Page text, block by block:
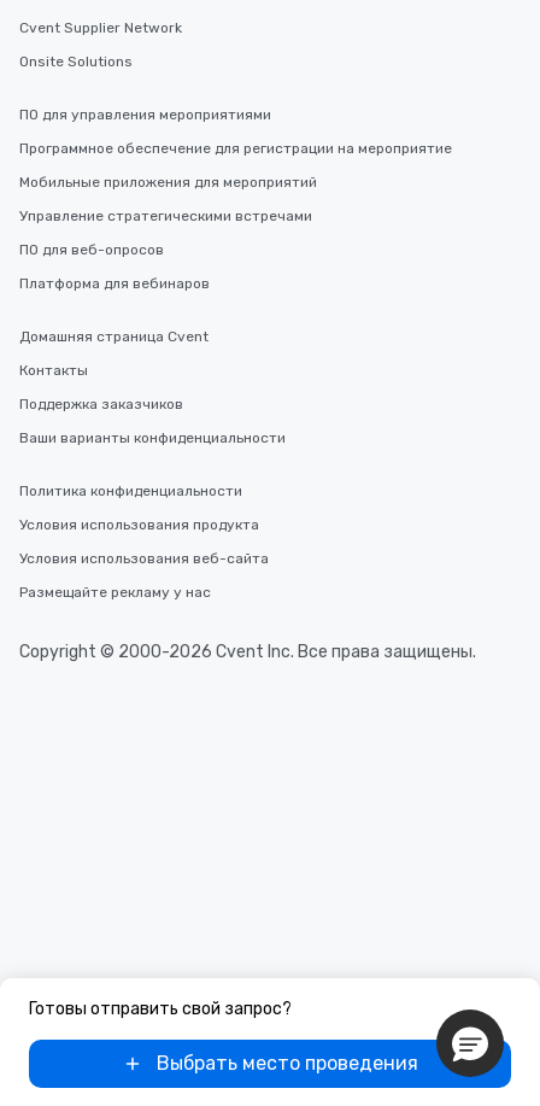
Готовы отправить свой запрос?
Выбрать место проведения
Cvent Supplier Network
Onsite Solutions
ПО для управления мероприятиями
Программное обеспечение для регистрации на мероприятие
Мобильные приложения для мероприятий
Управление стратегическими встречами
ПО для веб-опросов
Платформа для вебинаров
Домашняя страница Cvent
Контакты
Поддержка заказчиков
Ваши варианты конфиденциальности
Политика конфиденциальности
Условия использования продукта
Условия использования веб-сайта
Размещайте рекламу у нас
Copyright © 2000-2026 Cvent Inc. Все права защищены.